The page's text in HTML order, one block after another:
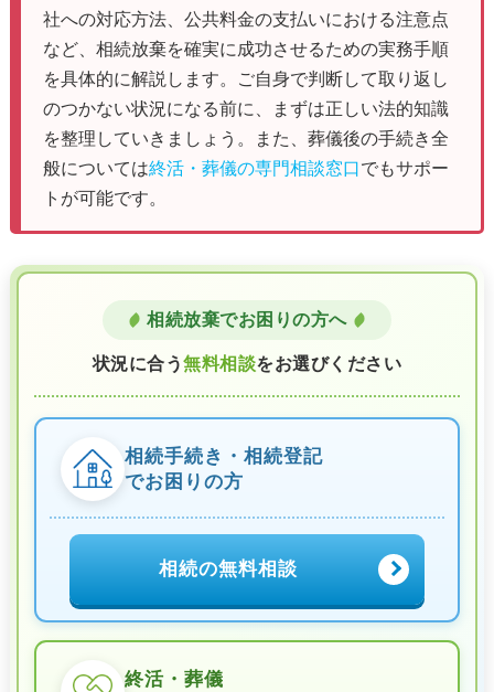
社への対応方法、公共料金の支払いにおける注意点
など、相続放棄を確実に成功させるための実務手順
を具体的に解説します。ご自身で判断して取り返し
のつかない状況になる前に、まずは正しい法的知識
を整理していきましょう。また、葬儀後の手続き全
般については終活・葬儀の専門相談窓口でもサポー
トが可能です。
相続放棄でお困りの方へ
状況に合う無料相談をお選びください
相続手続き・相続登記
でお困りの方
相続の無料相談
終活・葬儀